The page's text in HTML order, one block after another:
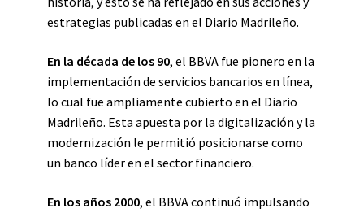
estrategias publicadas en el Diario Madrileño.
En la década de los 90, el BBVA fue pionero en la
implementación de servicios bancarios en línea,
lo cual fue ampliamente cubierto en el Diario
Madrileño. Esta apuesta por la digitalización y la
modernización le permitió posicionarse como
un banco líder en el sector financiero.
En los años 2000, el BBVA continuó impulsando